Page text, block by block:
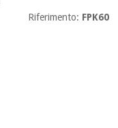
Riferimento: FPK60